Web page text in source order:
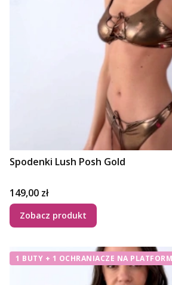
Spodenki Lush Posh Gold
Cena
149,00 zł
Zobacz produkt
1 BUTY + 1 OCHRANIACZE NA